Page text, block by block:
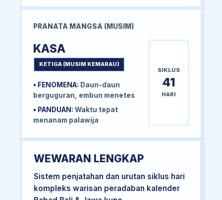
PRANATA MANGSA (MUSIM)
KASA
KETIGA (MUSIM KEMARAU)
• FENOMENA: Daun-daun
berguguran, embun menetes
• PANDUAN: Waktu tepat
menanam palawija
SIKLUS
41
HARI
WEWARAN LENGKAP
Sistem penjatahan dan urutan siklus hari
kompleks warisan peradaban kalender